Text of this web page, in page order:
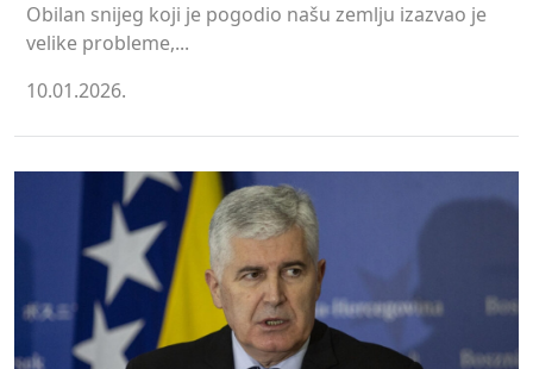
Obilan snijeg koji je pogodio našu zemlju izazvao je
velike probleme,...
10.01.2026.